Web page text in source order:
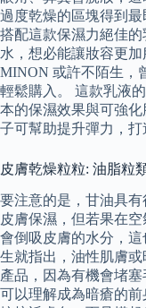
過度乾燥的區塊得到
搭配這款保濕力絕佳
水，想必能讓妝容更
MINON 或許不陌生，
輕鬆購入。 這款乳液
本的保濕效果與可強
子可幫助提升彈力，打
皮膚乾燥粒粒: 油脂粒
要注意的是，甘油具
皮膚保濕，但若果在
會倒吸皮膚的水分，
生就指出，油性肌膚
產品，因為有機會堵
可以理解成為暗瘡的